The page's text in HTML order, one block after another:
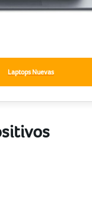
Laptops Nuevas